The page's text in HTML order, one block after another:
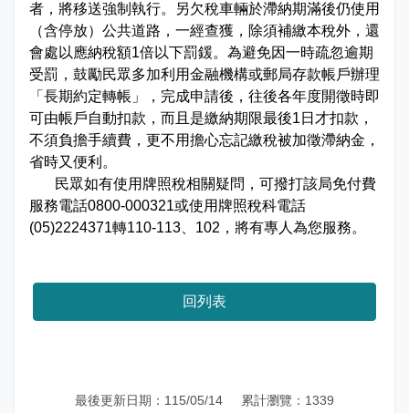
發票專區
嘉義市政府資料開放平台
招標公告
常見問答
廉政園地
會計園地
人事園地
性騷擾及職場霸凌分類
志工園地
相關連結
交通資訊
辦公室平面圖
本局優良事蹟
績優人員
者，將移送強制執行。另欠稅車輛於滯納期滿後仍使用
（含停放）公共道路，一經查獲，除須補繳本稅外，還
會處以應納稅額1倍以下罰鍰。為避免因一時疏忽逾期
受罰，鼓勵民眾多加利用金融機構或郵局存款帳戶辦理
「長期約定轉帳」，完成申請後，往後各年度開徵時即
可由帳戶自動扣款，而且是繳納期限最後1日才扣款，
不須負擔手續費，更不用擔心忘記繳稅被加徵滯納金，
省時又便利。
民眾如有使用牌照稅相關疑問，可撥打該局免付費
服務電話0800-000321或使用牌照稅科電話
(05)2224371轉110-113、102，將有專人為您服務。
回列表
最後更新日期：115/05/14 累計瀏覽：1339